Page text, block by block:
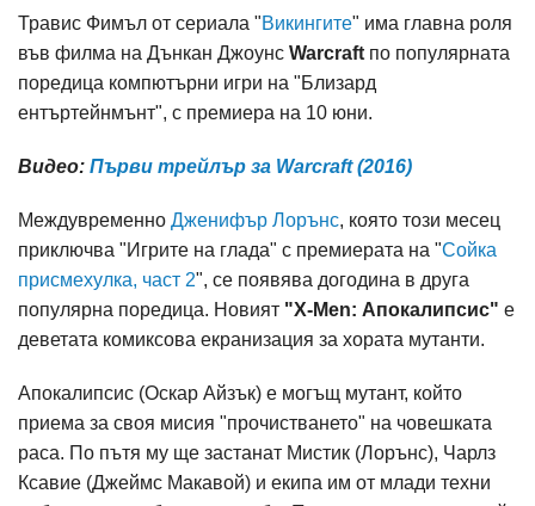
Травис Фимъл от сериала "Викингите" има главна роля
във филма на Дънкан Джоунс Warcraft по популярната
поредица компютърни игри на "Близард
ентъртейнмънт", с премиера на 10 юни.
Видео: Първи трейлър за Warcraft (2016)
Междувременно Дженифър Лорънс, която този месец
приключва "Игрите на глада" с премиерата на "Сойка
присмехулка, част 2", се появява догодина в друга
популярна поредица. Новият "X-Men: Апокалипсис" е
деветата комиксова екранизация за хората мутанти.
Апокалипсис (Оскар Айзък) е могъщ мутант, който
приема за своя мисия "прочистването" на човешката
раса. По пътя му ще застанат Мистик (Лорънс), Чарлз
Ксавие (Джеймс Макавой) и екипа им от млади техни